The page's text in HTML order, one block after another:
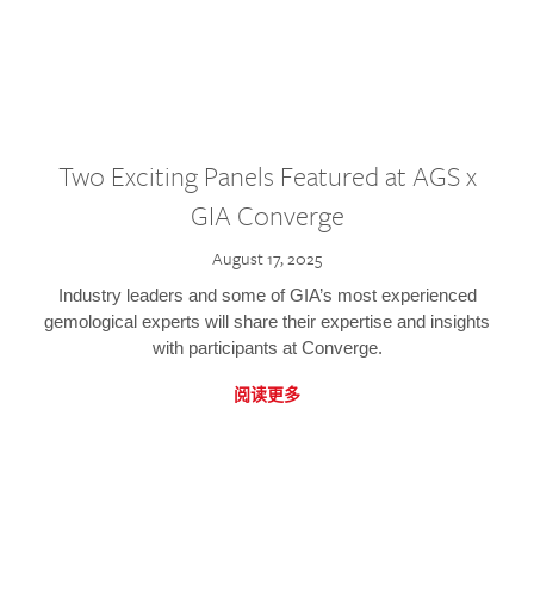
Two Exciting Panels Featured at AGS x
GIA Converge
August 17, 2025
Industry leaders and some of GIA’s most experienced
gemological experts will share their expertise and insights
with participants at Converge.
阅读更多